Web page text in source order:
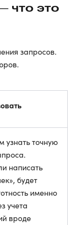
что это
запросов.
узнать точную
написать
будет
именно
учета
вроде